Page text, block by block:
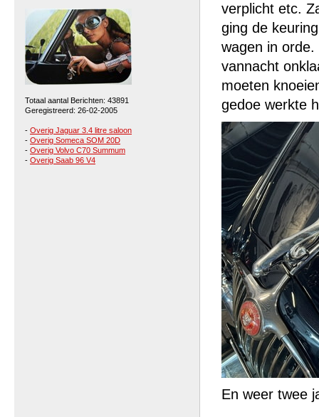
Totaal aantal Berichten: 43891
Geregistreerd: 26-02-2005
- Overig Jaguar 3.4 litre saloon
- Overig Someca SOM 20D
- Overig Volvo C70 Summum
- Overig Saab 96 V4
verplicht etc.
ging de
wagen in orde.
vannacht
moeten
gedoe werkte
En weer twee